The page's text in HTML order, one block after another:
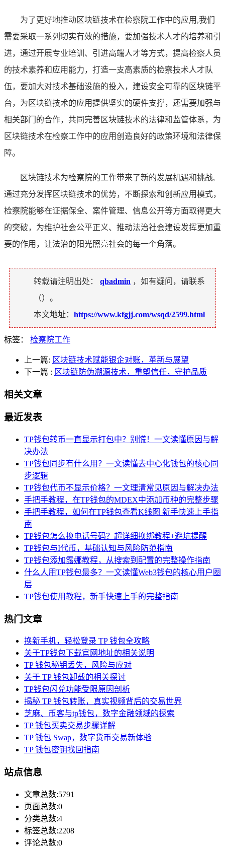
为了更好地推动区块链技术在检察院工作中的应用,我们
需要采取一系列切实有效的措施，要加强技术人才的培养和引
进，通过开展专业培训、引进高端人才等方式，提高检察人员
的技术素养和应用能力，打造一支高素质的检察技术人才队
伍，要加大对技术基础设施的投入，建设安全可靠的区块链平
台，为区块链技术的应用提供坚实的硬件支撑，还需要加强与
相关部门的合作，共同完善区块链技术的法律和监管体系，为
区块链技术在检察工作中的应用创造良好的政策环境和法律保
障。
区块链技术为检察院的工作带来了新的发展机遇和挑战,
通过充分发挥区块链技术的优势，不断探索和创新应用模式，
检察院能够在证据保全、案件管理、信息公开等方面取得更大
的突破，为维护社会公平正义、推动法治社会建设发挥更加重
要的作用，让法治的阳光照亮社会的每一个角落。
转载请注明出处： qbadmin ，如有疑问，请联系
（）。
本文地址： https://www.kfgjj.com/wsqd/2599.html
标签： 检察院工作
上一篇: 区块链技术赋能银企对账，革新与展望
下一篇 : 区块链防伪溯源技术，重塑信任，守护品质
相关文章
最近发表
TP钱包转币一直显示打包中？别慌！一文读懂原因与解
决办法
TP钱包同步有什么用？一文读懂去中心化钱包的核心同
步逻辑
TP钱包代币不显示价格？一文理清常见原因与解决办法
手把手教程，在TP钱包的MDEX中添加币种的完整步骤
手把手教程，如何在TP钱包查看K线图 新手快速上手指
南
TP钱包怎么换电话号码？超详细换绑教程+避坑提醒
TP钱包与I代币，基础认知与风险防范指南
TP钱包添加露娜教程，从搜索到配置的完整操作指南
什么人用TP钱包最多？一文读懂Web3钱包的核心用户圈
层
TP钱包使用教程，新手快速上手的完整指南
热门文章
换新手机，轻松登录 TP 钱包全攻略
关于TP钱包下载官网地址的相关说明
TP 钱包秘钥丢失，风险与应对
关于 TP 钱包卸载的相关探讨
TP钱包闪兑功能受限原因剖析
揭秘 TP 钱包转账，真实视频背后的交易世界
芝麻、币客与tp钱包，数字金融领域的探索
TP 钱包买卖交易步骤详解
TP 钱包 Swap，数字货币交易新体验
TP 钱包密钥找回指南
站点信息
文章总数:5791
页面总数:0
分类总数:4
标签总数:2208
评论总数:0